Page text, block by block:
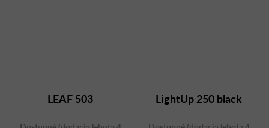
LEAF 503 LightUp 250 black